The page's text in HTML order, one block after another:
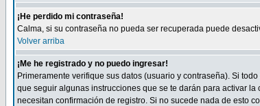
¡He perdido mi contraseña!
Calma, si su contraseña no pueda ser recuperada puede
Volver arriba
¡Me he registrado y no puedo ingresar!
Primeramente verifique sus datos (usuario y contraseña). Si
que seguir algunas instrucciones que se te darán para activar
necesitan confirmación de registro. Si no sucede nada de esto